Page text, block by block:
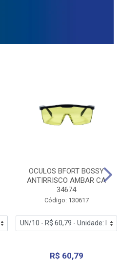
OCULOS BFORT BOSSY
ANTIRRISCO AMBAR CA
34674
Código: 130617
R$ 60,79